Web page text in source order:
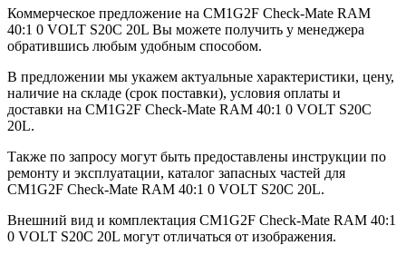
Коммерческое предложение на CM1G2F Check-Mate RAM
40:1 0 VOLT S20C 20L Вы можете получить у менеджера
обратившись любым удобным способом.
В предложении мы укажем актуальные характеристики, цену,
наличие на складе (срок поставки), условия оплаты и
доставки на CM1G2F Check-Mate RAM 40:1 0 VOLT S20C
20L.
Также по запросу могут быть предоставлены инструкции по
ремонту и эксплуатации, каталог запасных частей для
CM1G2F Check-Mate RAM 40:1 0 VOLT S20C 20L.
Внешний вид и комплектация CM1G2F Check-Mate RAM 40:1
0 VOLT S20C 20L могут отличаться от изображения.